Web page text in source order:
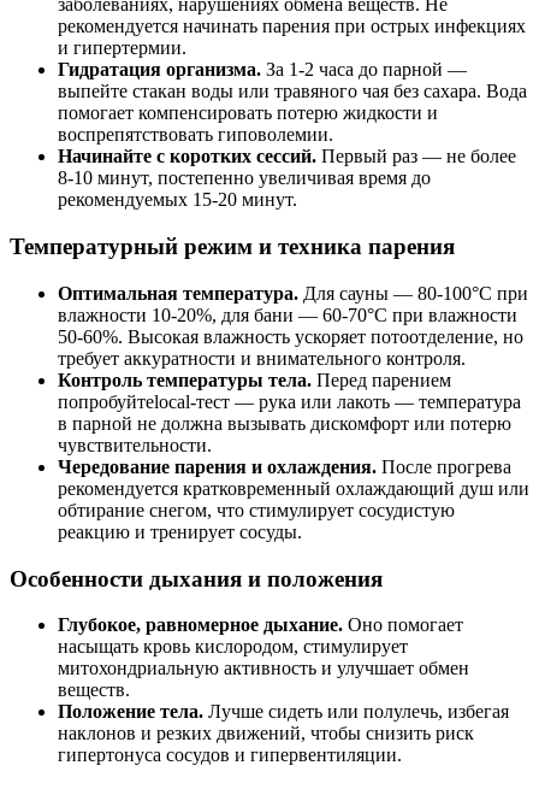
заболеваниях, нарушениях обмена веществ. Не
рекомендуется начинать парения при острых инфекциях
и гипертермии.
Гидратация организма. За 1-2 часа до парной —
выпейте стакан воды или травяного чая без сахара. Вода
помогает компенсировать потерю жидкости и
воспрепятствовать гиповолемии.
Начинайте с коротких сессий. Первый раз — не более
8-10 минут, постепенно увеличивая время до
рекомендуемых 15-20 минут.
Температурный режим и техника парения
Оптимальная температура. Для сауны — 80-100°C при
влажности 10-20%, для бани — 60-70°C при влажности
50-60%. Высокая влажность ускоряет потоотделение, но
требует аккуратности и внимательного контроля.
Контроль температуры тела. Перед парением
попробуйтеlocal-тест — рука или лакоть — температура
в парной не должна вызывать дискомфорт или потерю
чувствительности.
Чередование парения и охлаждения. После прогрева
рекомендуется кратковременный охлаждающий душ или
обтирание снегом, что стимулирует сосудистую
реакцию и тренирует сосуды.
Особенности дыхания и положения
Глубокое, равномерное дыхание. Оно помогает
насыщать кровь кислородом, стимулирует
митохондриальную активность и улучшает обмен
веществ.
Положение тела. Лучше сидеть или полулечь, избегая
наклонов и резких движений, чтобы снизить риск
гипертонуса сосудов и гипервентиляции.